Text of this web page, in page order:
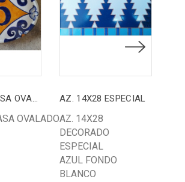
NÚMERO CASA OVALADO
OVALADO
AZ. 14X28 ESPECIAL
AZ. 14X28
DECORADO
ESPECIAL
AZUL FONDO
BLANCO